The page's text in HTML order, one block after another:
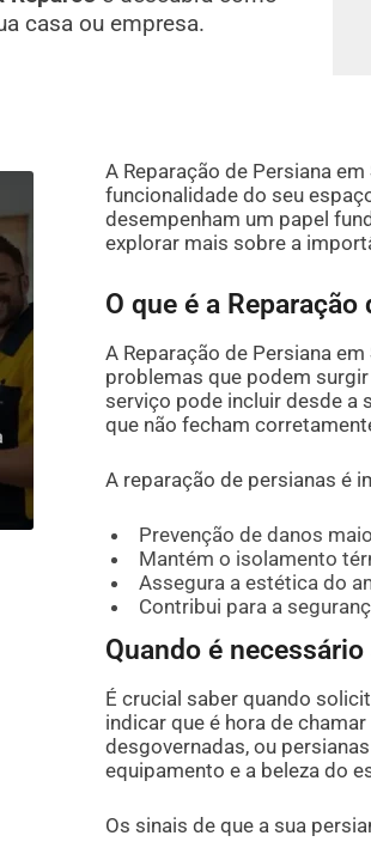
casa ou empresa.
A Reparação de Persiana
funcionalidade do seu
desempenham um papel
explorar mais sobre a
O que é a
A Reparação de Persiana
problemas que podem
serviço pode incluir desde a
que não fecham
A reparação de persianas é
Prevenção de danos
Mantém o isolamento
Assegura a estética do
Contribui para a
Quando é
É crucial saber quando
indicar que é hora de
desgovernadas, ou
equipamento e a beleza do
Os sinais de que a sua